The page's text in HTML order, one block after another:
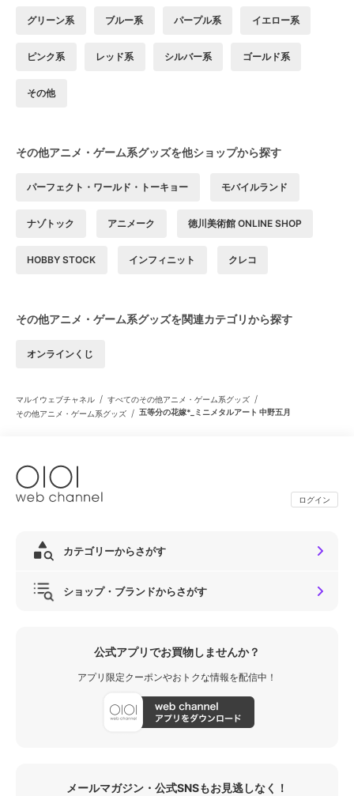
グリーン系 ブルー系 パープル系 イエロー系
ピンク系 レッド系 シルバー系 ゴールド系
その他
その他アニメ・ゲーム系グッズを他ショップから探す
パーフェクト・ワールド・トーキョー モバイルランド
ナゾトック アニメーク 徳川美術館 ONLINE SHOP
HOBBY STOCK インフィニット クレコ
その他アニメ・ゲーム系グッズを関連カテゴリから探す
オンラインくじ
マルイウェブチャネル / すべてのその他アニメ・ゲーム系グッズ /
その他アニメ・ゲーム系グッズ / 五等分の花嫁*_ミニメタルアート 中野五月
ログイン
カテゴリーからさがす
ショップ・ブランドからさがす
公式アプリでお買物しませんか？
アプリ限定クーポンやおトクな情報を配信中！
メールマガジン・公式SNSもお見逃しなく！